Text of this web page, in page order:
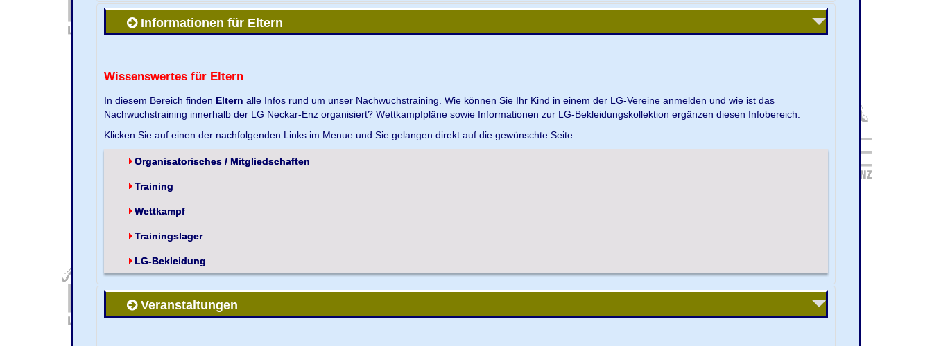
Informationen für Eltern
Wissenswertes für Eltern
In diesem Bereich finden Eltern alle Infos rund um unser Nachwuchstraining. Wie können Sie Ihr Kind in einem der LG-Vereine anmelden und wie ist das
Nachwuchstraining innerhalb der LG Neckar-Enz organisiert? Wettkampfpläne sowie Informationen zur LG-Bekleidungskollektion ergänzen diesen Infobereich.
Klicken Sie auf einen der nachfolgenden Links im Menue und Sie gelangen direkt auf die gewünschte Seite.
Organisatorisches / Mitgliedschaften
Training
Wettkampf
Trainingslager
LG-Bekleidung
Veranstaltungen